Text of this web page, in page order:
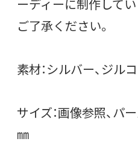
ーディーに制作してい
ご了承ください。
素材：シルバー、ジル
サイズ：画像参照、パ
㎜